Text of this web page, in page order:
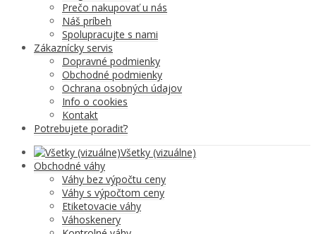
Prečo nakupovať u nás
Náš príbeh
Spolupracujte s nami
Zákaznícky servis
Dopravné podmienky
Obchodné podmienky
Ochrana osobných údajov
Info o cookies
Kontakt
Potrebujete poradiť?
Všetky (vizuálne)
Obchodné váhy
Váhy bez výpočtu ceny
Váhy s výpočtom ceny
Etiketovacie váhy
Váhoskenery